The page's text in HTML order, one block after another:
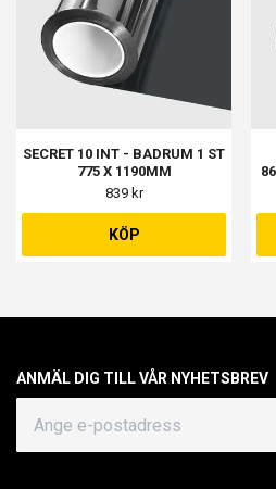
SECRET 10 INT - BADRUM 1 ST
775 X 1190MM
839 kr
KÖP
ANMÄL DIG TILL VÅR NYHETSBREV